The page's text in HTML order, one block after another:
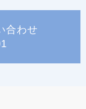
合わせ